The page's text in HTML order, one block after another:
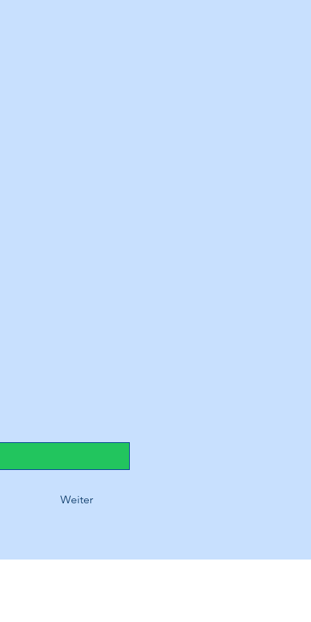
Weiter